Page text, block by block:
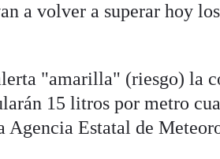
a volver a superar hoy
"amarilla" (riesgo) la
15 litros por metro
Agencia Estatal de